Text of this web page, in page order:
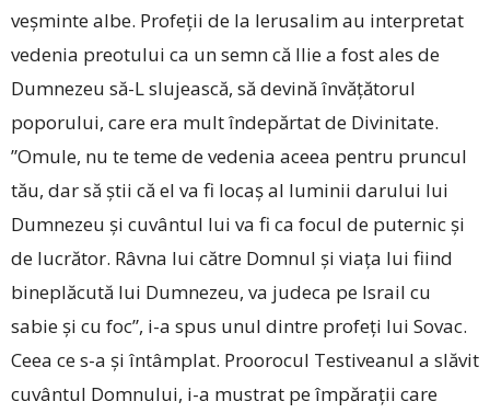
veșminte albe. Profeții de la Ierusalim au interpretat
vedenia preotului ca un semn că Ilie a fost ales de
Dumnezeu să-L slujească, să devină învățătorul
poporului, care era mult îndepărtat de Divinitate.
”Omule, nu te teme de vedenia aceea pentru pruncul
tău, dar să știi că el va fi locaș al luminii darului lui
Dumnezeu și cuvântul lui va fi ca focul de puternic și
de lucrător. Râvna lui către Domnul și viața lui fiind
bineplăcută lui Dumnezeu, va judeca pe Israil cu
sabie și cu foc”, i-a spus unul dintre profeți lui Sovac.
Ceea ce s-a și întâmplat. Proorocul Testiveanul a slăvit
cuvântul Domnului, i-a mustrat pe împărații care